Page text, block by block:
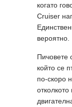
когато
Cruiser
вероятно.
Пичовете
който се
по-скоро